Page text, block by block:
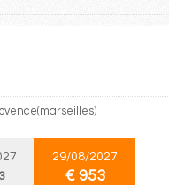
29/08/2027
€ 953